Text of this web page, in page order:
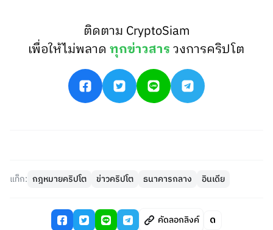
ติดตาม CryptoSiam
เพื่อให้ไม่พลาดทุกข่าวสารวงการคริปโต
แท็ก: กฎหมายคริปโต ข่าวคริปโต ธนาคารกลาง อินเดีย
คัดลอกลิงค์